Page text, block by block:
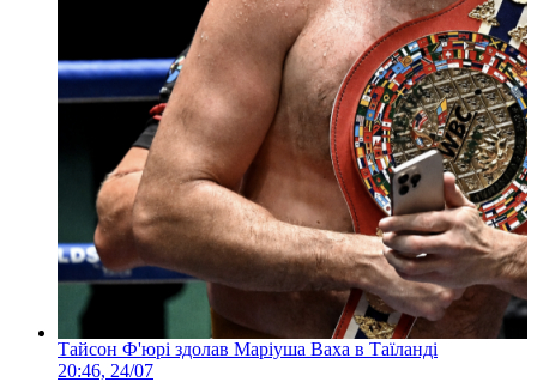
Тайсон Ф'юрі здолав Маріуша Ваха в Таїланді
20:46, 24/07